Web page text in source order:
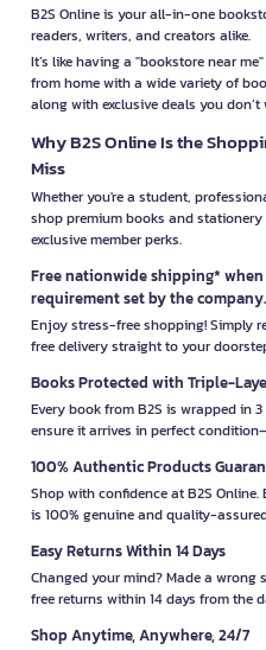
B2S Online is your all-in-one
readers, writers, and creators alike.
It’s like having a "bookstore near
from home with a wide variety of
along with exclusive deals you don’t
Why B2S Online Is the
Miss
Whether you're a student,
shop premium books and
exclusive member perks.
Free nationwide shipping*
requirement set by the company.
Enjoy stress-free shopping! Simply
free delivery straight to your
Books Protected with Triple-
Every book from B2S is wrapped in
ensure it arrives in perfect
100% Authentic Products
Shop with confidence at B2S
is 100% genuine and quality-
Easy Returns Within 14 Days
Changed your mind? Made a wrong
free returns within 14 days from the
Shop Anytime, Anywhere, 24/7